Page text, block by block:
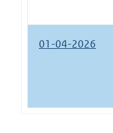
01-04-2026